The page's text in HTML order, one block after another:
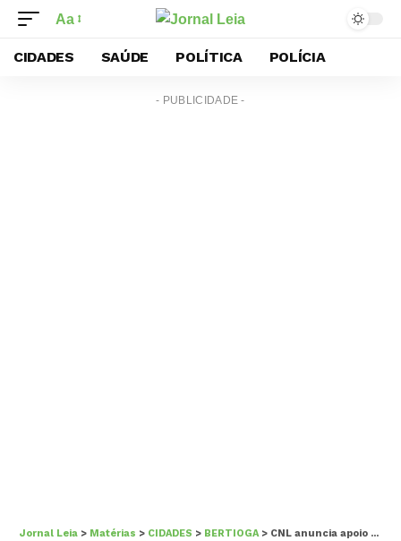
Aa
CIDADES SAÚDE POLÍTICA POLÍCIA
- PUBLICIDADE -
Jornal Leia > Matérias > CIDADES > BERTIOGA> CNL anuncia apoio à Prefeitura de Bertioga no ‘Verão é Show’